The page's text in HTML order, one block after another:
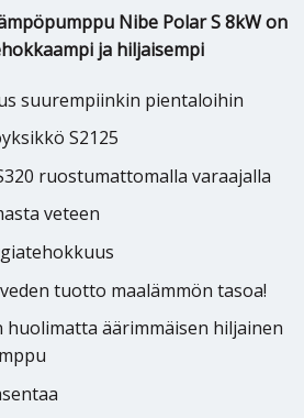
Nibe Polar S 8kW on
ja hiljaisempi
suurempiinkin pientaloihin
S2125
ruostumattomalla varaajalla
veteen
tuotto maalämmön tasoa!
huolimatta äärimmäisen hiljainen